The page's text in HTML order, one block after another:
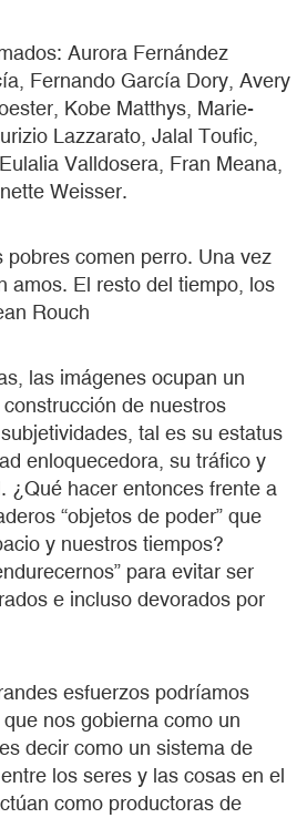
Aurora Fernández
Fernando García Dory, Avery
Kobe Matthys, Marie-
Lazzarato, Jalal Toufic,
Valldosera, Fran Meana,
Weisser.
pobres comen perro. Una vez
amos. El resto del tiempo, los
Rouch
las imágenes ocupan un
de nuestros
tal es su estatus
enloquecedora, su tráfico y
¿Qué hacer entonces frente a
“objetos de poder” que
y nuestros tiempos?
para evitar ser
e incluso devorados por
esfuerzos podríamos
nos gobierna como un
decir como un sistema de
los seres y las cosas en el
como productoras de